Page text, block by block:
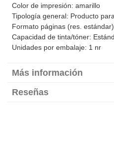
Color de impresión: amarillo
Tipología general: Producto
Formato páginas (res.
Capacidad de tinta/tóner:
Unidades por embalaje: 1 nr
Más información
Reseñas